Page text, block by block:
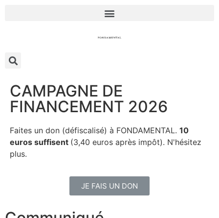
CAMPAGNE DE
FINANCEMENT 2026
Faites un don (défiscalisé) à FONDAMENTAL. 10
euros suffisent (3,40 euros après impôt). N'hésitez
plus.
JE FAIS UN DON